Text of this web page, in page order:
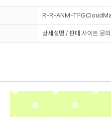
R-R-ANM-
상세설명 / 판매 사이트 문의